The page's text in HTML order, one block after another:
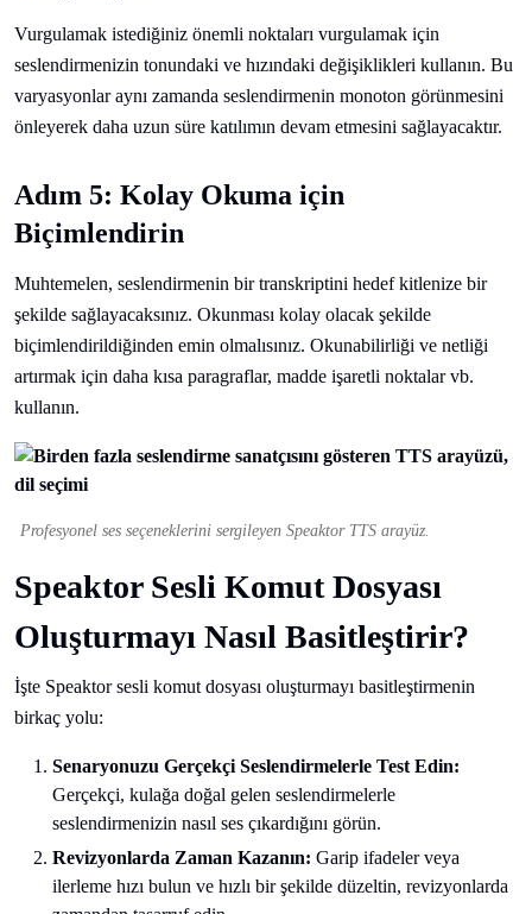
Vurgulamak istediğiniz önemli noktaları vurgulamak için
seslendirmenizin tonundaki ve hızındaki değişiklikleri kullanın. Bu
varyasyonlar aynı zamanda seslendirmenin monoton görünmesini
önleyerek daha uzun süre katılımın devam etmesini sağlayacaktır.
Adım 5: Kolay Okuma için
Biçimlendirin
Muhtemelen, seslendirmenin bir transkriptini hedef kitlenize bir
şekilde sağlayacaksınız. Okunması kolay olacak şekilde
biçimlendirildiğinden emin olmalısınız. Okunabilirliği ve netliği
artırmak için daha kısa paragraflar, madde işaretli noktalar vb.
kullanın.
Profesyonel ses seçeneklerini sergileyen Speaktor TTS arayüz.
Speaktor Sesli Komut Dosyası
Oluşturmayı Nasıl Basitleştirir?
İşte Speaktor sesli komut dosyası oluşturmayı basitleştirmenin
birkaç yolu:
Senaryonuzu Gerçekçi Seslendirmelerle Test Edin:
Gerçekçi, kulağa doğal gelen seslendirmelerle
seslendirmenizin nasıl ses çıkardığını görün.
Revizyonlarda Zaman Kazanın: Garip ifadeler veya
ilerleme hızı bulun ve hızlı bir şekilde düzeltin, revizyonlarda